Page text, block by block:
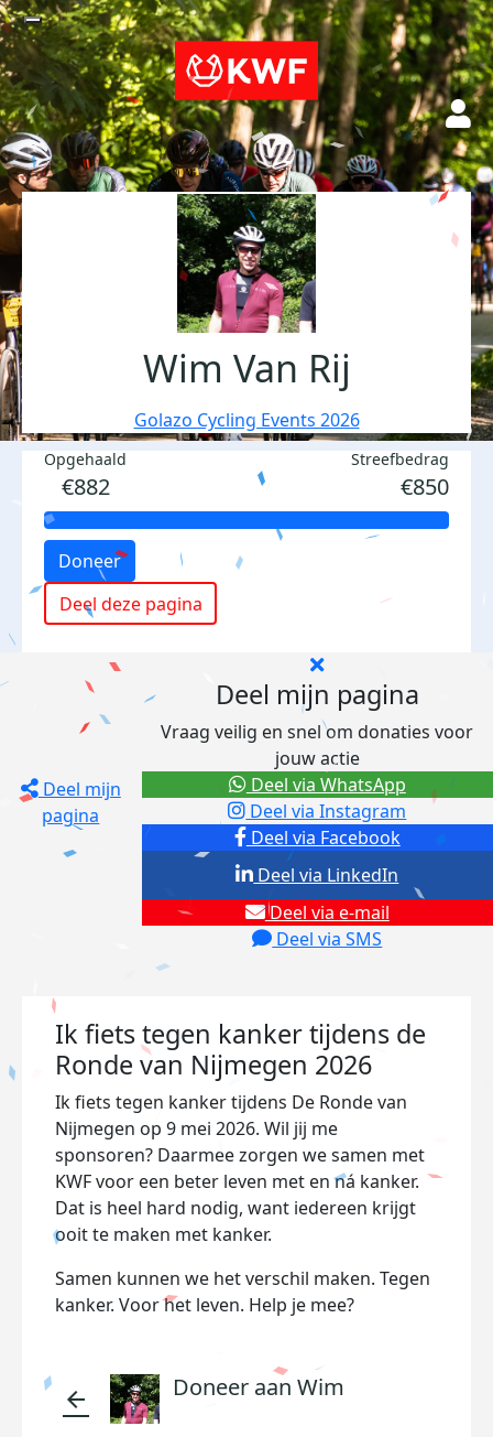
Wim Van Rij
Golazo Cycling Events 2026
Opgehaald
€882
Streefbedrag
€850
Doneer
Deel deze pagina
Deel mijn
pagina
Deel mijn pagina
Vraag veilig en snel om donaties voor
jouw actie
Deel via Facebook
Deel via Instagram
Deel via e-mail
Deel via SMS
Deel via LinkedIn
Deel via WhatsApp
Ik fiets tegen kanker tijdens de
Ronde van Nijmegen 2026
Ik fiets tegen kanker tijdens De Ronde van
Nijmegen op 9 mei 2026. Wil jij me
sponsoren? Daarmee zorgen we samen met
KWF voor een beter leven met en ná kanker.
Dat is heel hard nodig, want iedereen krijgt
ooit te maken met kanker.
Samen kunnen we het verschil maken. Tegen
kanker. Voor het leven. Help je mee?
arrow_back Doneer aan Wim